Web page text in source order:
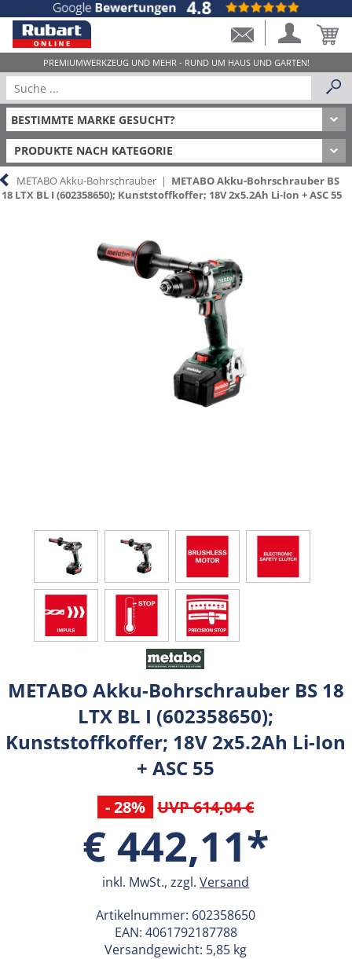
PRODUKTE NACH KATEGORIE
METABO Akku-Bohrschrauber | METABO Akku-Bohrschrauber BS
18 LTX BL I (602358650); Kunststoffkoffer; 18V 2x5.2Ah Li-Ion + ASC 55
METABO Akku-Bohrschrauber BS 18
LTX BL I (602358650);
Kunststoffkoffer; 18V 2x5.2Ah Li-Ion
+ ASC 55
- 28% UVP 614,04 €
€ 442,11*
inkl. MwSt., zzgl.Versand
Artikelnummer: 602358650
EAN: 4061792187788
Versandgewicht: 5,85 kg